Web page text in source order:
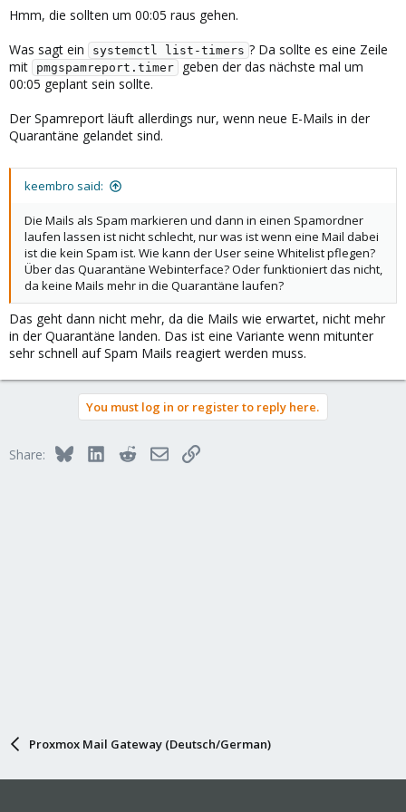
Hmm, die sollten um 00:05 raus gehen.
Was sagt ein
systemctl list-timers ? Da sollte es eine Zeile
mit
pmgspamreport.timer
geben der das nächste mal um
00:05 geplant sein sollte.
Der Spamreport läuft allerdings nur, wenn neue E-Mails in der
Quarantäne gelandet sind.
keembro said:
Die Mails als Spam markieren und dann in einen Spamordner
laufen lassen ist nicht schlecht, nur was ist wenn eine Mail dabei
ist die kein Spam ist. Wie kann der User seine Whitelist pflegen?
Über das Quarantäne Webinterface? Oder funktioniert das nicht,
da keine Mails mehr in die Quarantäne laufen?
Das geht dann nicht mehr, da die Mails wie erwartet, nicht mehr
in der Quarantäne landen. Das ist eine Variante wenn mitunter
sehr schnell auf Spam Mails reagiert werden muss.
You must log in or register to reply here.
Share: BlueskyLinkedInRedditEmailLink
Proxmox Mail Gateway (Deutsch/German)